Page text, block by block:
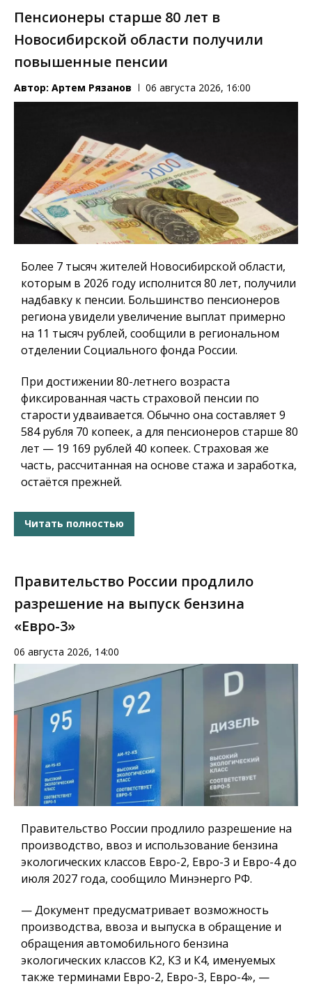
Пенсионеры старше 80 лет в
Новосибирской области получили
повышенные пенсии
Автор: Артем Рязанов 06 августа 2026, 16:00
Более 7 тысяч жителей Новосибирской области,
которым в 2026 году исполнится 80 лет, получили
надбавку к пенсии. Большинство пенсионеров
региона увидели увеличение выплат примерно
на 11 тысяч рублей, сообщили в региональном
отделении Социального фонда России.
При достижении 80-летнего возраста
фиксированная часть страховой пенсии по
старости удваивается. Обычно она составляет 9
584 рубля 70 копеек, а для пенсионеров старше 80
лет — 19 169 рублей 40 копеек. Страховая же
часть, рассчитанная на основе стажа и заработка,
остаётся прежней.
Читать полностью
Правительство России продлило
разрешение на выпуск бензина
«Евро-3»
06 августа 2026, 14:00
Правительство России продлило разрешение на
производство, ввоз и использование бензина
экологических классов Евро-2, Евро-3 и Евро-4 до
июля 2027 года, сообщило Минэнерго РФ.
— Документ предусматривает возможность
производства, ввоза и выпуска в обращение и
обращения автомобильного бензина
экологических классов К2, К3 и К4, именуемых
также терминами Евро-2, Евро-3, Евро-4», —